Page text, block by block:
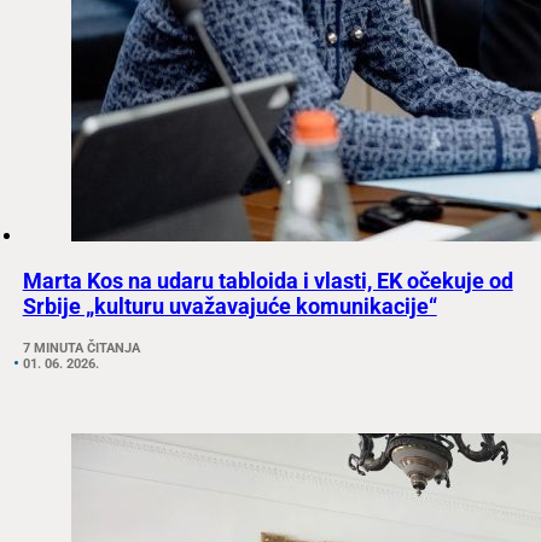
Marta Kos na udaru tabloida i vlasti, EK očekuje od
Srbije „kulturu uvažavajuće komunikacije“
7 MINUTA ČITANJA
01. 06. 2026.